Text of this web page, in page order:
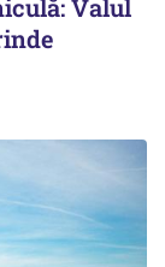
Valul